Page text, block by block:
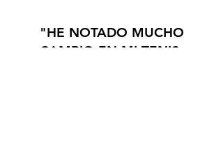
"HE NOTADO MUCHO
CAMBIO EN MI TENIS,